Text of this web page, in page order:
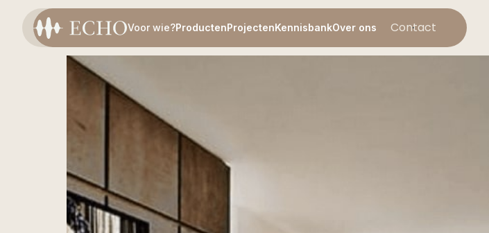
Voor wie?ProductenProjectenKennisbankOver ons Contact